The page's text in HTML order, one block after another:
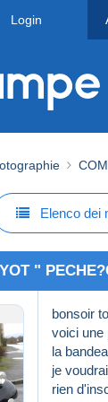
Login
Elenco dei
"
bonsoir
voici une
la
je
rien